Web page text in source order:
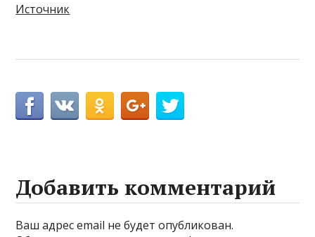
Источник
Добавить комментарий
Ваш адрес email не будет опубликован.